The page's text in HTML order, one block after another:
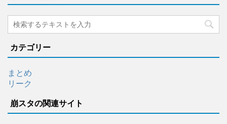
カテゴリー
まとめ
リーク
崩スタの関連サイト